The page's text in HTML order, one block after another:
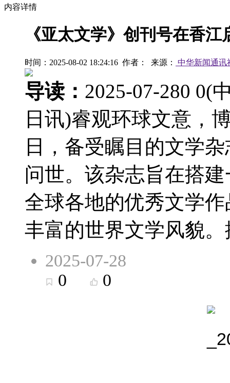
内容详情
《亚太文学》创刊号在香
时间：2025-08-02 18:24:16 作者： 来源： 中华新闻通讯
导读： 2025-07-280 0(
日讯)睿观环球文意，
日，备受瞩目的文学
问世。该杂志旨在搭
全球各地的优秀文学
丰富的世界文学风貌。
2025-07-28
0
0